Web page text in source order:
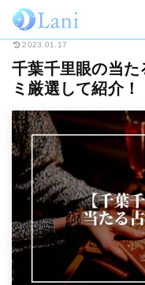
ホーム 占いの館
2023.01.17
千葉千里眼の当た
ミ厳選して紹介！